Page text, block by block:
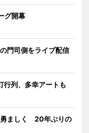
グ開幕
門司側をライブ配信
列、多幸アートも
勇ましく 20年ぶりの